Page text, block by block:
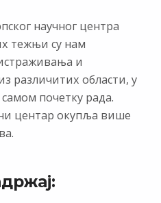
научног центра
тежњи су нам
и
различитих области, у
почетку рада.
центар окупља више